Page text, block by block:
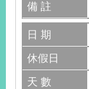
備 註
日 期
休假日
天 數